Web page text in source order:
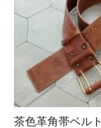
茶色革角帯ベルト